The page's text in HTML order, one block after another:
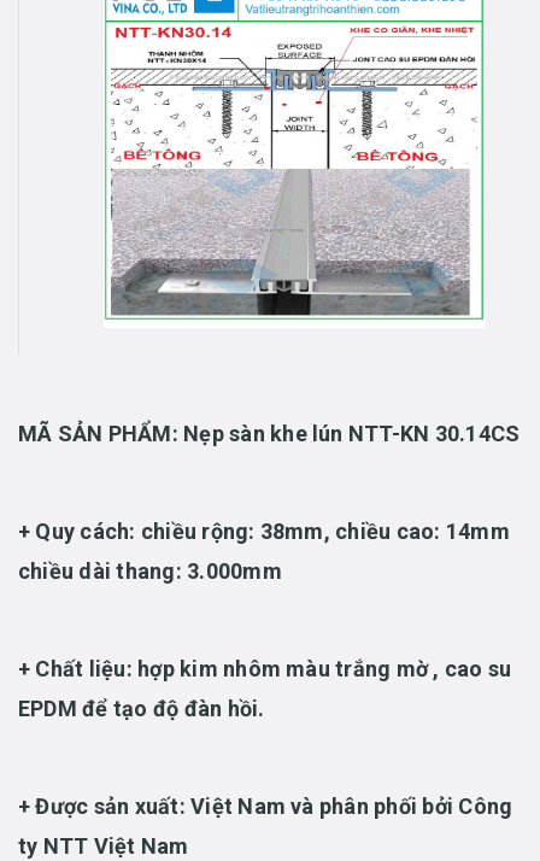
MÃ SẢN PHẨM: Nẹp sàn khe lún NTT-KN 30.14CS
+ Quy cách: chiều rộng: 38mm, chiều cao: 14mm
chiều dài thang: 3.000mm
+ Chất liệu: hợp kim nhôm màu trắng mờ , cao su
EPDM để tạo độ đàn hồi.
+ Được sản xuất:Việt Nam và phân phối bởi Công
ty NTT Việt Nam